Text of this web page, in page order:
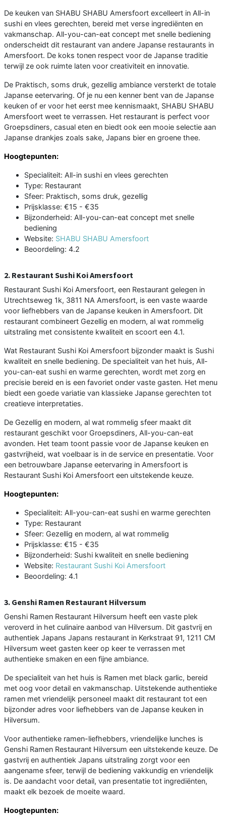
De keuken van SHABU SHABU Amersfoort excelleert in All-in
sushi en vlees gerechten, bereid met verse ingrediënten en
vakmanschap. All-you-can-eat concept met snelle bediening
onderscheidt dit restaurant van andere Japanse restaurants in
Amersfoort. De koks tonen respect voor de Japanse traditie
terwijl ze ook ruimte laten voor creativiteit en innovatie.
De Praktisch, soms druk, gezellig ambiance versterkt de totale
Japanse eetervaring. Of je nu een kenner bent van de Japanse
keuken of er voor het eerst mee kennismaakt, SHABU SHABU
Amersfoort weet te verrassen. Het restaurant is perfect voor
Groepsdiners, casual eten en biedt ook een mooie selectie aan
Japanse drankjes zoals sake, Japans bier en groene thee.
Hoogtepunten:
Specialiteit: All-in sushi en vlees gerechten
Type: Restaurant
Sfeer: Praktisch, soms druk, gezellig
Prijsklasse: €15 - €35
Bijzonderheid: All-you-can-eat concept met snelle
bediening
Website: SHABU SHABU Amersfoort
Beoordeling: 4.2
2. Restaurant Sushi Koi Amersfoort
Restaurant Sushi Koi Amersfoort, een Restaurant gelegen in
Utrechtseweg 1k, 3811 NA Amersfoort, is een vaste waarde
voor liefhebbers van de Japanse keuken in Amersfoort. Dit
restaurant combineert Gezellig en modern, al wat rommelig
uitstraling met consistente kwaliteit en scoort een 4.1.
Wat Restaurant Sushi Koi Amersfoort bijzonder maakt is Sushi
kwaliteit en snelle bediening. De specialiteit van het huis, All-
you-can-eat sushi en warme gerechten, wordt met zorg en
precisie bereid en is een favoriet onder vaste gasten. Het menu
biedt een goede variatie van klassieke Japanse gerechten tot
creatieve interpretaties.
De Gezellig en modern, al wat rommelig sfeer maakt dit
restaurant geschikt voor Groepsdiners, All-you-can-eat
avonden. Het team toont passie voor de Japanse keuken en
gastvrijheid, wat voelbaar is in de service en presentatie. Voor
een betrouwbare Japanse eetervaring in Amersfoort is
Restaurant Sushi Koi Amersfoort een uitstekende keuze.
Hoogtepunten:
Specialiteit: All-you-can-eat sushi en warme gerechten
Type: Restaurant
Sfeer: Gezellig en modern, al wat rommelig
Prijsklasse: €15 - €35
Bijzonderheid: Sushi kwaliteit en snelle bediening
Website: Restaurant Sushi Koi Amersfoort
Beoordeling: 4.1
3. Genshi Ramen Restaurant Hilversum
Genshi Ramen Restaurant Hilversum heeft een vaste plek
veroverd in het culinaire aanbod van Hilversum. Dit gastvrij en
authentiek Japans Japans restaurant in Kerkstraat 91, 1211 CM
Hilversum weet gasten keer op keer te verrassen met
authentieke smaken en een fijne ambiance.
De specialiteit van het huis is Ramen met black garlic, bereid
met oog voor detail en vakmanschap. Uitstekende authentieke
ramen met vriendelijk personeel maakt dit restaurant tot een
bijzonder adres voor liefhebbers van de Japanse keuken in
Hilversum.
Voor authentieke ramen-liefhebbers, vriendelijke lunches is
Genshi Ramen Restaurant Hilversum een uitstekende keuze. De
gastvrij en authentiek Japans uitstraling zorgt voor een
aangename sfeer, terwijl de bediening vakkundig en vriendelijk
is. De aandacht voor detail, van presentatie tot ingrediënten,
maakt elk bezoek de moeite waard.
Hoogtepunten: